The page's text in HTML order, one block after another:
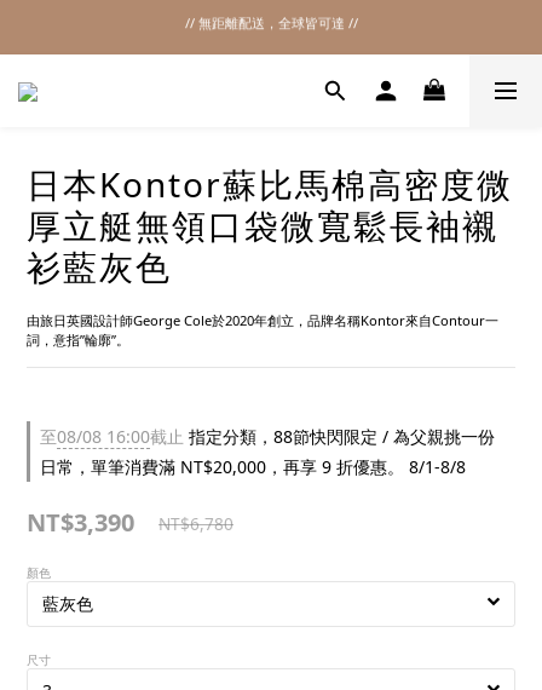
2026SS SALE
日本Kontor蘇比馬棉高密度微
厚立艇無領口袋微寬鬆長袖襯
衫藍灰色
由旅日英國設計師George Cole於2020年創立，品牌名稱Kontor來自Contour一
詞，意指”輪廓”。
至08/08 16:00截止 指定分類，88節快閃限定 / 為父親挑一份
日常，單筆消費滿 NT$20,000，再享 9 折優惠。 8/1-8/8
NT$3,390 NT$6,780
顏色
尺寸